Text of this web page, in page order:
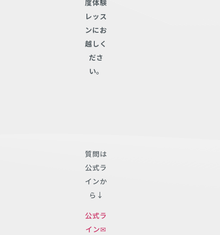
レッス
ンにお
越しく
ださ
い。
質問は
公式ラ
インか
ら↓
公式ラ
イン✉